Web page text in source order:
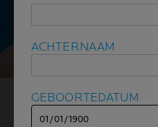
WAAROM
ACHTERNAAM
GEBOORTEDATUM
ACHTERNAAM
GEBOORTEDATUM